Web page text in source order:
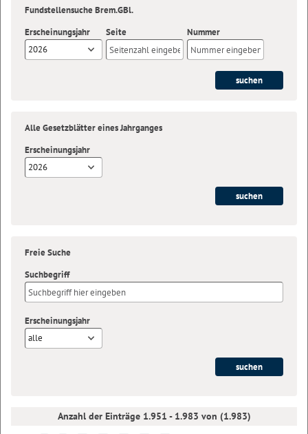
Fundstellensuche Brem.GBl.
Erscheinungsjahr
2026
Seite Nummer
Alle Gesetzblätter eines Jahrganges
Erscheinungsjahr
2026
Freie Suche
Suchbegriff
Erscheinungsjahr
alle
Anzahl der Einträge 1.951 - 1.983 von (1.983)